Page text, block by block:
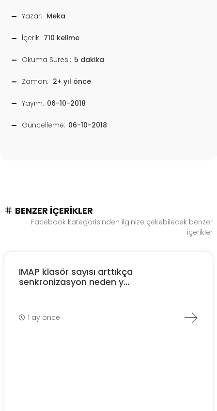
Yazar: Meka
İçerik: 710 kelime
Okuma Süresi: 5 dakika
Zaman: 2+ yıl önce
Yayım: 06-10-2018
Güncelleme: 06-10-2018
BENZER İÇERIKLER
Facebook kategorisinden ilginize çekebilecek benzer
içerikler
IMAP klasör sayısı arttıkça
senkronizasyon neden y...
1 ay önce